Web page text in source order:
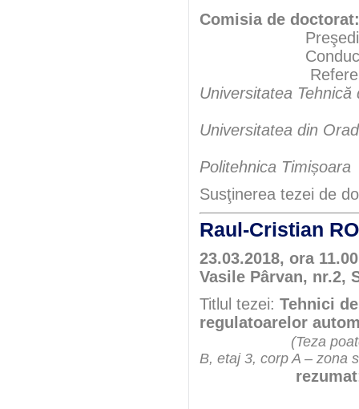
Comisia de doctorat:
Conducător
Universitatea Tehnică
Universitatea din
Politehnica Timișoara
Susţinerea tezei de
Raul-Cristian
23.03.2018, ora
Vasile Pârvan, nr.2,
Titlul tezei: Tehnici
regulatoarelor
(Teza
B, etaj 3, corp A – zona
rezumat